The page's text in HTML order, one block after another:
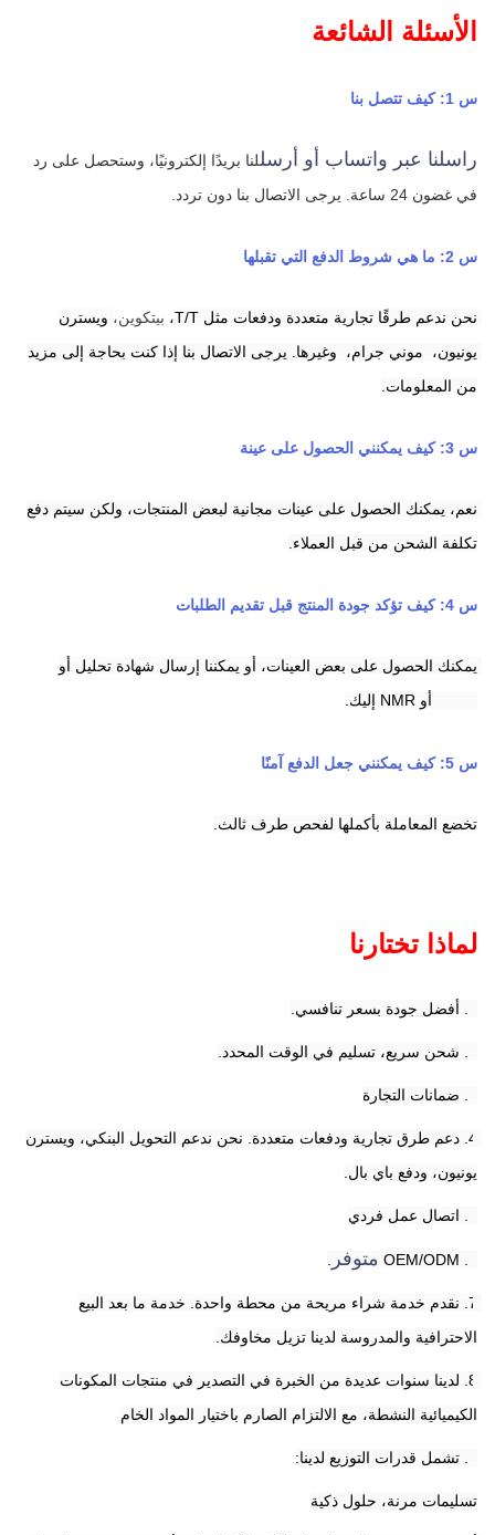
الأسئلة الشائعة
س 1: كيف تتصل بنا
راسلنا عبر واتساب أو أرسل
لنا بريدًا إلكترونيًا، وستحصل على رد
في غضون 24 ساعة.
يرجى الاتصال بنا دون تردد.
س 2: ما هي شروط الدفع التي تقبلها
نحن ندعم طرقًا تجارية متعددة ودفعات مثل T/T، بيتكوين،
ويسترن
يونيون،
موني جرام،
وغيرها. يرجى الاتصال بنا إذا كنت بحاجة إلى مزيد
من المعلومات.
س 3: كيف يمكنني الحصول على عينة
نعم، يمكنك الحصول على عينات مجانية لبعض المنتجات، ولكن سيتم دفع
تكلفة الشحن من قبل العملاء.
س 4: كيف تؤكد جودة المنتج قبل تقديم الطلبات
يمكنك الحصول على بعض العينات، أو يمكننا إرسال شهادة تحليل أو
س 5: كيف يمكنني جعل الدفع آمنًا
تخضع المعاملة بأكملها لفحص طرف ثالث.
لماذا تختارنا
4. دعم طرق تجارية ودفعات متعددة. نحن ندعم التحويل البنكي، ويسترن
يونيون، ودفع باي بال.
متوفر.
7. نقدم خدمة شراء مريحة من محطة واحدة. خدمة ما بعد البيع
الاحترافية والمدروسة لدينا تزيل مخاوفك.
8. لدينا سنوات عديدة من الخبرة في التصدير في منتجات المكونات
الكيميائية النشطة، مع الالتزام الصارم باختيار المواد الخام
تسليمات مرنة، حلول ذكية